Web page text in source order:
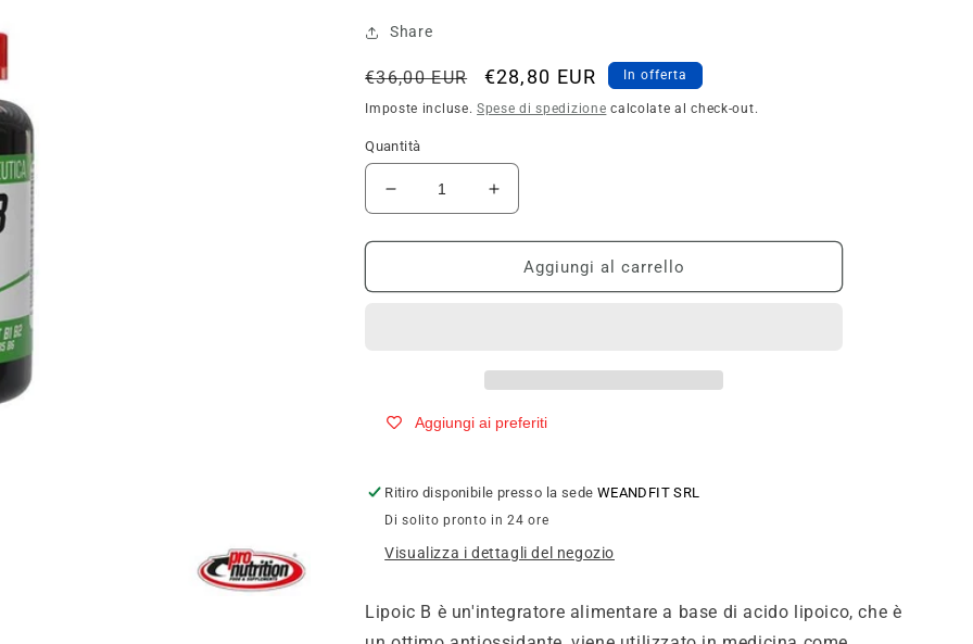
Share
Prezzo
di
listino
€36,00 EUR
Prezzo
scontato
€28,80 EUR In offerta
Imposte incluse.Spese di spedizione calcolate al check-out.
Quantità
Diminuisci
quantità
per
Pure
Aumenta
quantità
per
Pronutrition
Pure
Aggiungi al carrello
Aggiungi ai preferiti
Ritiro disponibile presso la sede WEANDFIT SRL
Di solito pronto in 24 ore
Visualizza i dettagli del negozio
Lipoic B è un'integratore alimentare a base di acido lipoico, che è